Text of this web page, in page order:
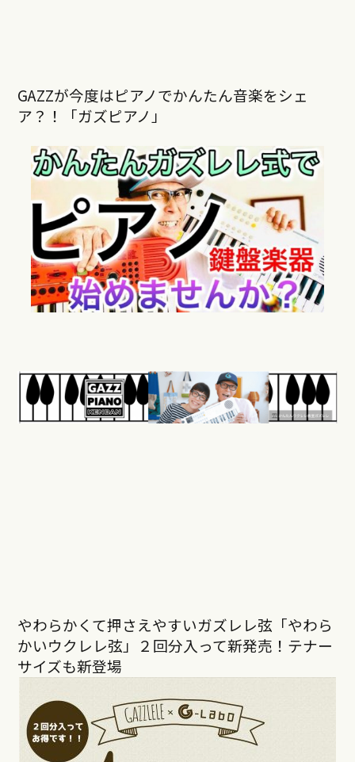
GAZZが今度はピアノでかんたん音楽をシェ
ア？！「ガズピアノ」
やわらかくて押さえやすいガズレレ弦「やわら
かいウクレレ弦」２回分入って新発売！テナー
サイズも新登場